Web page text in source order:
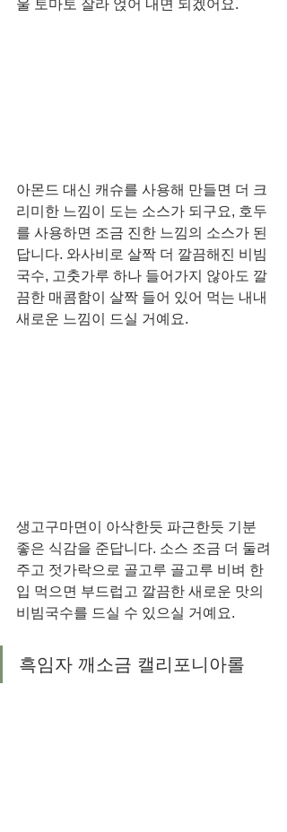
울 토마토 잘라 얹어 내면 되겠어요.
아몬드 대신 캐슈를 사용해 만들면 더 크
리미한 느낌이 도는 소스가 되구요, 호두
를 사용하면 조금 진한 느낌의 소스가 된
답니다. 와사비로 살짝 더 깔끔해진 비빔
국수, 고춧가루 하나 들어가지 않아도 깔
끔한 매콤함이 살짝 들어 있어 먹는 내내
새로운 느낌이 드실 거예요.
생고구마면이 아삭한듯 파근한듯 기분
좋은 식감을 준답니다. 소스 조금 더 둘려
주고 젓가락으로 골고루 골고루 비벼 한
입 먹으면 부드럽고 깔끔한 새로운 맛의
비빔국수를 드실 수 있으실 거예요.
흑임자 깨소금 캘리포니아롤